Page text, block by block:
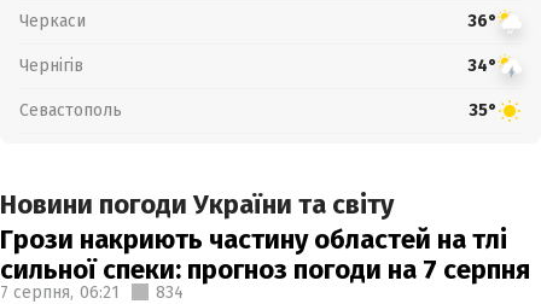
Черкаси 36°
Чернігів 34°
Севастополь 35°
Новини погоди України та світу
Грози накриють частину областей на тлі
сильної спеки: прогноз погоди на 7 серпня
7 серпня, 06:21 834